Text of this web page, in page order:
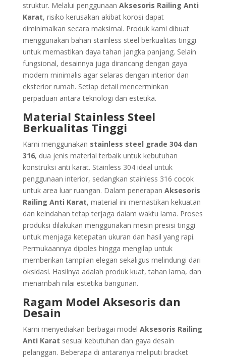
struktur. Melalui penggunaan Aksesoris Railing Anti
Karat, risiko kerusakan akibat korosi dapat
diminimalkan secara maksimal. Produk kami dibuat
menggunakan bahan stainless steel berkualitas tinggi
untuk memastikan daya tahan jangka panjang. Selain
fungsional, desainnya juga dirancang dengan gaya
modern minimalis agar selaras dengan interior dan
eksterior rumah. Setiap detail mencerminkan
perpaduan antara teknologi dan estetika.
Material Stainless Steel
Berkualitas Tinggi
Kami menggunakan stainless steel grade 304 dan
316, dua jenis material terbaik untuk kebutuhan
konstruksi anti karat. Stainless 304 ideal untuk
penggunaan interior, sedangkan stainless 316 cocok
untuk area luar ruangan. Dalam penerapan Aksesoris
Railing Anti Karat, material ini memastikan kekuatan
dan keindahan tetap terjaga dalam waktu lama. Proses
produksi dilakukan menggunakan mesin presisi tinggi
untuk menjaga ketepatan ukuran dan hasil yang rapi.
Permukaannya dipoles hingga mengilap untuk
memberikan tampilan elegan sekaligus melindungi dari
oksidasi. Hasilnya adalah produk kuat, tahan lama, dan
menambah nilai estetika bangunan.
Ragam Model Aksesoris dan
Desain
Kami menyediakan berbagai model Aksesoris Railing
Anti Karat sesuai kebutuhan dan gaya desain
pelanggan. Beberapa di antaranya meliputi bracket